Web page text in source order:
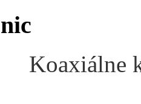
Koaxiálne